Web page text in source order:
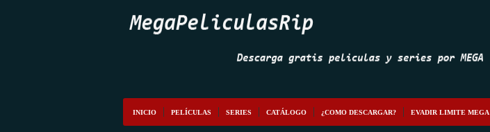
INICIO PELÍCULAS SERIES CATÁLOGO ¿COMO DESCARGAR? EVADIR LIMITE MEGA